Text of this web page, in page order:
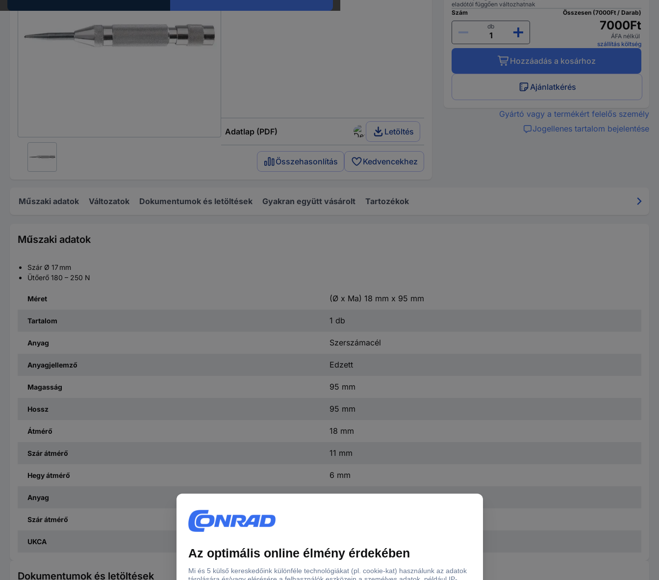
Adatlap (PDF) Letöltés
Összehasonlítás Kedvencekhez
eladótól függően változhatnak
Szám
db
Összesen (7000Ft / Darab)
7000Ft
ÁFA nélkül
szállítás költség
Hozzáadás a kosárhoz
Ajánlatkérés
Gyártó vagy a termékért felelős személy
Jogellenes tartalom bejelentése
Műszaki adatok Változatok Dokumentumok és letöltések Gyakran együtt vásárolt Tartozékok
Műszaki adatok
Szár Ø 17 mm
Ütőerő 180 – 250 N
Méret (Ø x Ma) 18 mm x 95 mm
Tartalom 1 db
Anyag Szerszámacél
Anyagjellemző Edzett
Magasság 95 mm
Hossz 95 mm
Átmérő 18 mm
Szár átmérő 11 mm
Hegy átmérő 6 mm
Anyag Speciális acél / nikkelezett felület.
Szár átmérő
UKCA
Dokumentumok és letöltések